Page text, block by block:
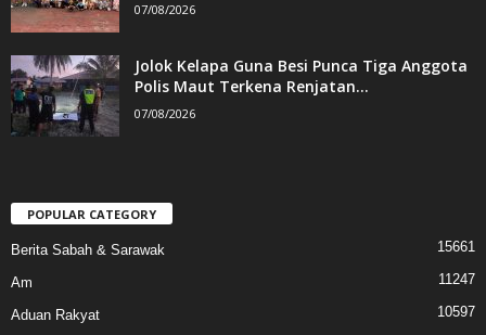
07/08/2026
Jolok Kelapa Guna Besi Punca Tiga Anggota
Polis Maut Terkena Renjatan...
07/08/2026
POPULAR CATEGORY
Berita Sabah & Sarawak 15661
Am 11247
Aduan Rakyat 10597